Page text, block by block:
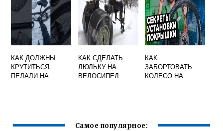
КАК ДОЛЖНЫ
КРУТИТЬСЯ
ПЕДАЛИ НА
КАК СДЕЛАТЬ
ЛЮЛЬКУ НА
ВЕЛОСИПЕД
КАК
ЗАБОРТОВАТЬ
КОЛЕСО НА
Самое популярное: